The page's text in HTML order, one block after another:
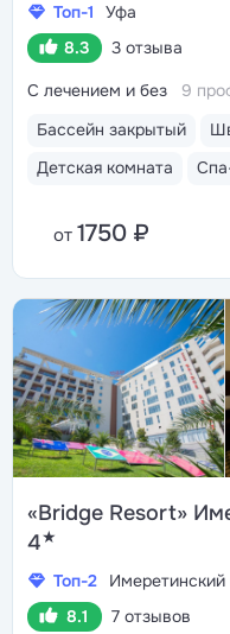
Топ-1
Уфа
8.3
3 отзыва
Бассейн закрытый
Детская комната
С лечением и без 9
от 1750 ₽
«Bridge Resort»
4★
Топ-2 Имеретинский
8.1
7 отзывов